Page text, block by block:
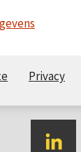
Privacy